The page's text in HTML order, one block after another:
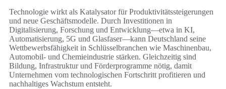
Technologie wirkt als Katalysator für Produktivitätssteigerungen
und neue Geschäftsmodelle. Durch Investitionen in
Digitalisierung, Forschung und Entwicklung—etwa in KI,
Automatisierung, 5G und Glasfaser—kann Deutschland seine
Wettbewerbsfähigkeit in Schlüsselbranchen wie Maschinenbau,
Automobil- und Chemieindustrie stärken. Gleichzeitig sind
Bildung, Infrastruktur und Förderprogramme nötig, damit
Unternehmen vom technologischen Fortschritt profitieren und
nachhaltiges Wachstum entsteht.